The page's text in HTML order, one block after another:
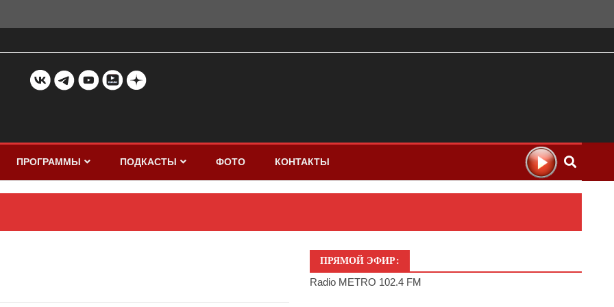
ПРОГРАММЫ ПОДКАСТЫ ФОТО КОНТАКТЫ
ПРЯМОЙ ЭФИР:
Radio METRO 102.4 FM